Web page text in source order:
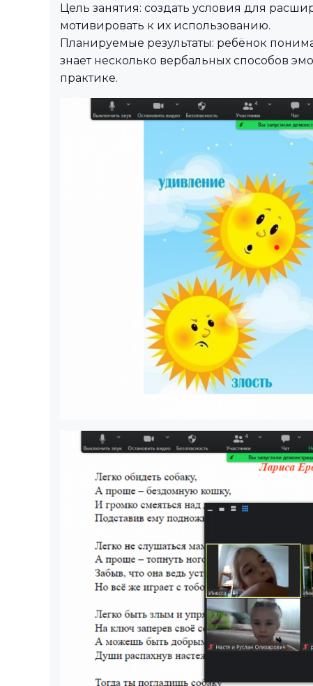
Цель занятия: создать условия для
мотивировать к их использованию.
Планируемые результаты: ребёнок
знает несколько вербальных способов
практике.